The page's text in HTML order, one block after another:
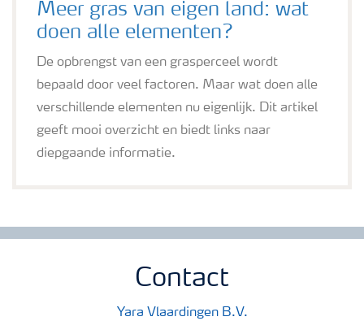
Meer gras van eigen land: wat
doen alle elementen?
De opbrengst van een grasperceel wordt
bepaald door veel factoren. Maar wat doen alle
verschillende elementen nu eigenlijk. Dit artikel
geeft mooi overzicht en biedt links naar
diepgaande informatie.
Contact
Yara Vlaardingen B.V.